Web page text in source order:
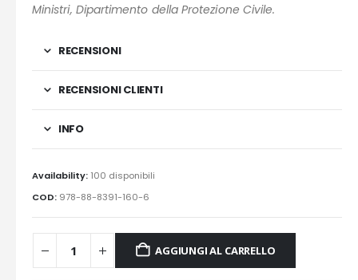
Ministri, Dipartimento della Protezione Civile.
RECENSIONI
RECENSIONI CLIENTI
INFO
Availability: 100 disponibili
COD: 978-88-8391-160-6
AGGIUNGI AL CARRELLO